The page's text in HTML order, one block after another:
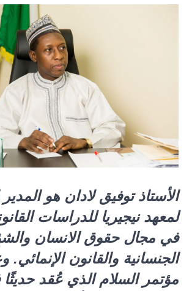
الأستاذ توفيق لادان هو المدير
لمعهد نيجيريا للدراسات
في مجال حقوق الانسان
الجنسانية والقانون
مؤتمر السلام الذي عُقد